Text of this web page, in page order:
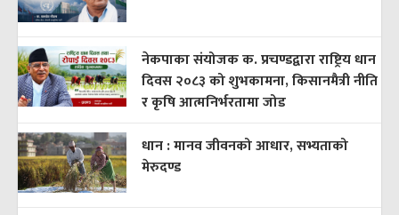
नेकपाका संयोजक क. प्रचण्डद्वारा राष्ट्रिय धान
दिवस २०८३ को शुभकामना, किसानमैत्री नीति
र कृषि आत्मनिर्भरतामा जोड
धान : मानव जीवनको आधार, सभ्यताको
मेरुदण्ड